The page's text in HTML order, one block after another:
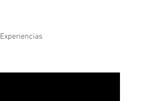
Experiencias